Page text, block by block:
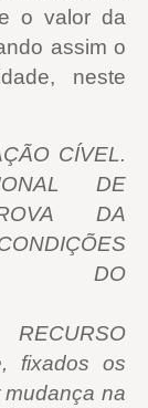
o valor da
assim o
neste
CÍVEL.
DE
DA
DO
fixados os
na